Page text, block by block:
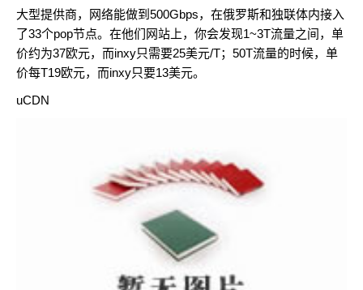
大型提供商，网络能做到500Gbps，在俄罗斯和独联体内接入
了33个pop节点。在他们网站上，你会发现1~3T流量之间，单
价约为37欧元，而inxy只需要25美元/T；50T流量的时候，单
价每T19欧元，而inxy只要13美元。
uCDN